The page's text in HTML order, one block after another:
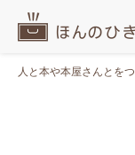
人と本や本屋さんとを